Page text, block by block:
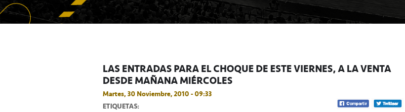
LAS ENTRADAS PARA EL CHOQUE DE ESTE VIERNES, A LA VENTA
DESDE MAÑANA MIÉRCOLES
Martes, 30 Noviembre, 2010 - 09:33
ETIQUETAS: